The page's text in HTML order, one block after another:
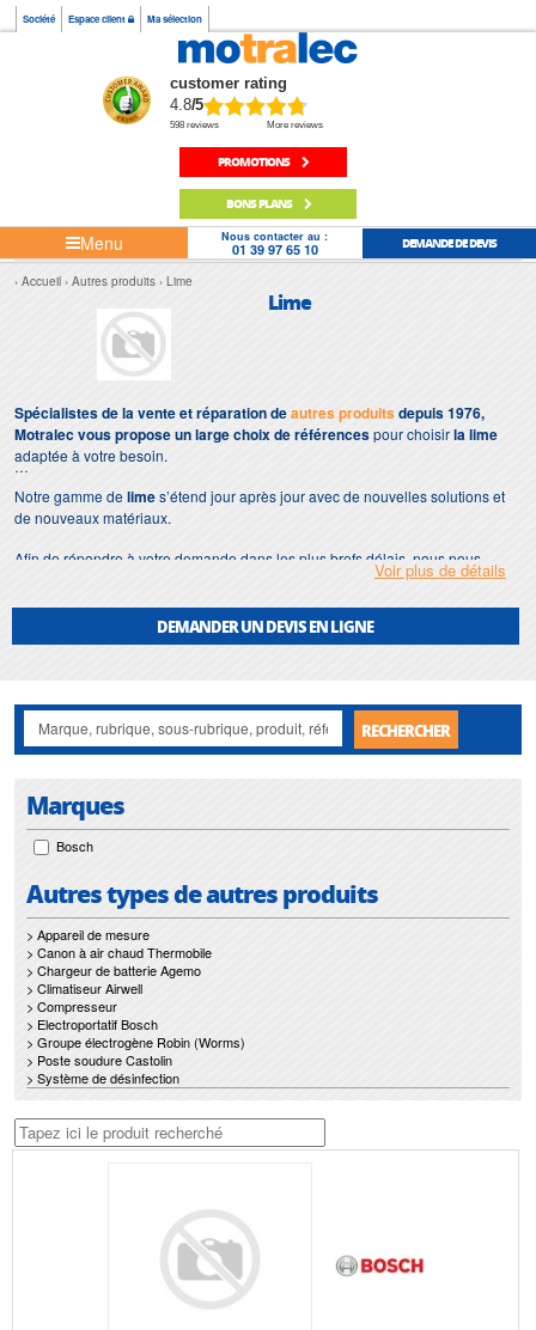
Société Espace client Ma sélection
customer rating
4.8/5
598 reviews More reviews
PROMOTIONS
BONS PLANS
Menu Nous contacter au :
01 39 97 65 10 DEMANDE DE DEVIS
Accueil Autres produits Lime
Lime
Spécialistes de la vente et réparation deautres produits depuis 1976,
Motralec vous propose un large choix de référencespour choisirla lime
adaptée à votre besoin.
Notre gamme delimes’étend jour après jour avec de nouvelles solutions et
de nouveaux matériaux.
Afin de répondre à votre demande dans les plus brefs délais, nous nous
lime.
met également à votre disposition son service de
maintenance delime.
contraintes sont un gage d'efficacité, et garantissent l'absence de perturbation
de vos installations delime.
Voir plus de détails
DEMANDER UN DEVIS EN LIGNE
RECHERCHER
Marques
Bosch
Autres types de autres produits
> Appareil de mesure
> Canon à air chaud Thermobile
> Chargeur de batterie Agemo
> Climatiseur Airwell
> Compresseur
> Electroportatif Bosch
> Groupe électrogène Robin (Worms)
> Poste soudure Castolin
> Système de désinfection